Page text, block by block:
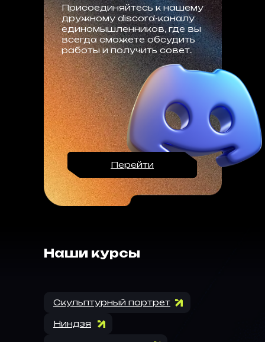
Присоединяйтесь к нашему
дружному discord-каналу
единомышленников, где вы
всегда сможете обсудить
работы и получить совет.
Перейти
Наши курсы
Скульптурный портрет
Ниндзя